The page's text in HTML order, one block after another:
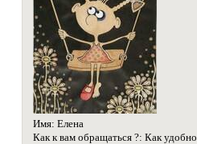
Имя: Елена
Как к вам обращаться ?: Как удобно